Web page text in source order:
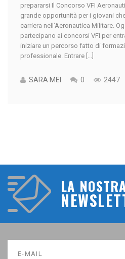
prepararsi Il Concorso VFI
grande opportunità per i giovani
carriera nell’Aeronautica Militare.
partecipano ai concorsi VFI per
iniziare un percorso fatto di
professionale. Entrare [...]
SARA MEI 0 2447
LA